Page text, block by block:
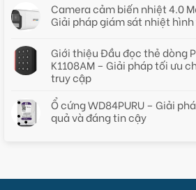
Camera cảm biến nhiệt 4.0
Giải pháp giám sát nhiệt
Giới thiệu Đầu đọc thẻ dòng
K1108AM – Giải pháp tối ưu
truy cập
Ổ cứng WD84PURU – Giải
quả và đáng tin cậy